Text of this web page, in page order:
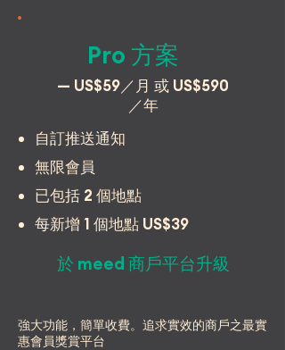
Pro 方案
— US$59／月 或 US$590
／年
自訂推送通知
無限會員
已包括 2 個地點
每新增 1 個地點 US$39
於 meed 商戶平台升級
強大功能，簡單收費。追求實效的商戶之最實
惠會員獎賞平台